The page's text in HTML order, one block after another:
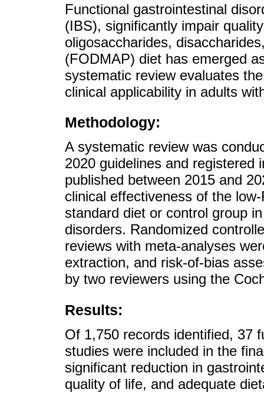
Functional gastrointestinal
(IBS), significantly impair
oligosaccharides,
(FODMAP) diet has emerged
systematic review evaluates
clinical applicability in adults
Methodology:
A systematic review was
2020 guidelines and registered
published between 2015 and
clinical effectiveness of the
standard diet or control group
disorders. Randomized
reviews with meta-analyses
extraction, and risk-of-bias
by two reviewers using the
Results:
Of 1,750 records identified, 37
studies were included in the
significant reduction in
quality of life, and adequate